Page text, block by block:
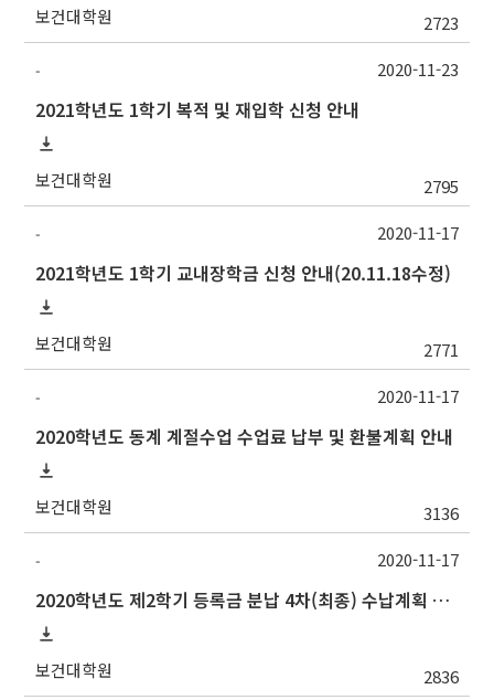
보건대학원 2723
-
2021학년도 1학기 복적 및 재입학 신청 안내
보건대학원 2795
2020-11-23
-
2021학년도 1학기 교내장학금 신청 안내(20.11.18수정)
보건대학원 2771
2020-11-17
-
2020학년도 동계 계절수업 수업료 납부 및 환불계획 안내
보건대학원 3136
2020-11-17
-
2020학년도 제2학기 등록금 분납 4차(최종) 수납계획 알림
보건대학원 2836
2020-11-17